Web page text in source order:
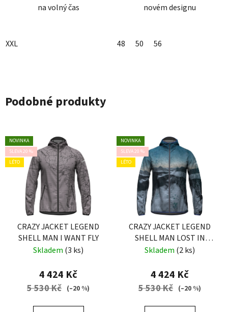
na volný čas
XXL
novém designu
48 50 56
Podobné produkty
NOVINKA
SLEVA 20 %
LÉTO
CRAZY JACKET LEGEND
SHELL MAN I WANT FLY
Skladem (3 ks)
4 424 Kč
5 530 Kč (–20 %)
NOVINKA
SLEVA 20 %
LÉTO
CRAZY JACKET LEGEND
SHELL MAN LOST IN
PARADISE
Skladem (2 ks)
4 424 Kč
5 530 Kč (–20 %)